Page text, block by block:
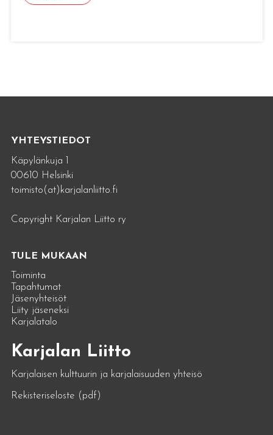
YHTEYSTIEDOT
Käpylänkuja 1
00610 Helsinki
toimisto(at)karjalanliitto.fi
Copyright Karjalan Liitto ry
TULE MUKAAN
Toiminta
Tapahtumat
Jäsenyhteisöt
Liity jäseneksi
Karjalatalo
Karjalan Liitto
Karjalaisen kulttuurin ja karjalaisuuden yhteisö
Rekisteriseloste (pdf)